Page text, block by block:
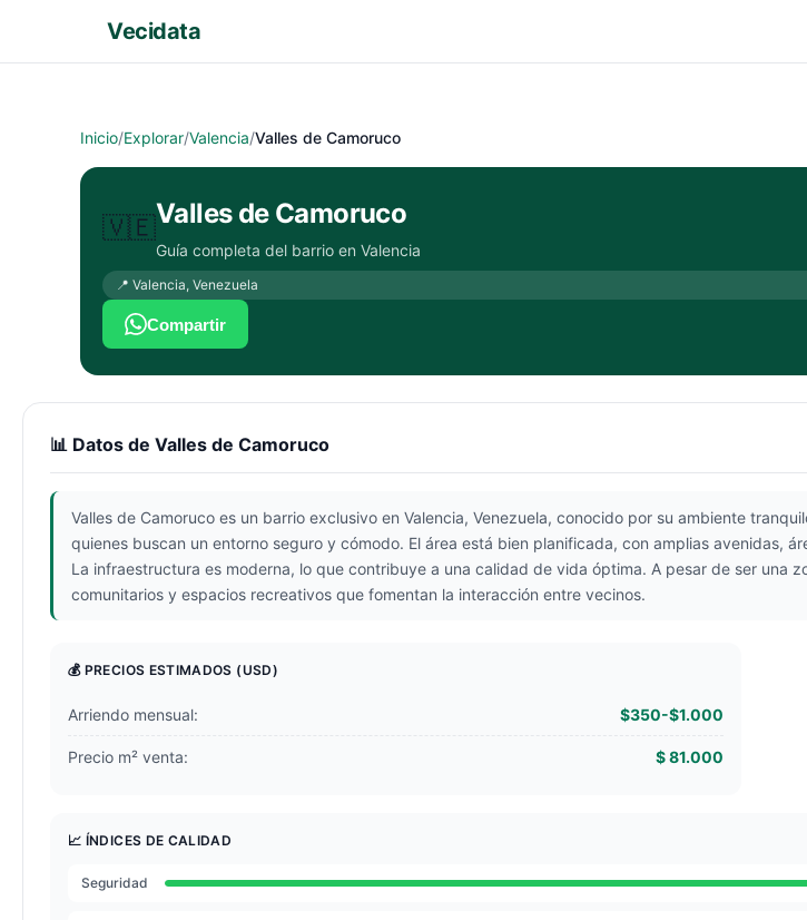
Vecidata
Inicio/Explorar/Valencia/Valles de Camoruco
🇻🇪Valles de Camoruco
Guía completa del barrio en Valencia
📍 Valencia, Venezuela
Compartir
📊 Datos de Valles de Camoruco
Valles de Camoruco es un barrio exclusivo en Valencia, Venezuela, conocido por su ambiente
quienes buscan un entorno seguro y cómodo. El área está bien planificada, con amplias avenidas,
La infraestructura es moderna, lo que contribuye a una calidad de vida óptima. A pesar de ser una
comunitarios y espacios recreativos que fomentan la interacción entre vecinos.
💰 PRECIOS ESTIMADOS (USD)
Arriendo mensual: $350-$1.000
Precio m² venta: $ 81.000
📈 ÍNDICES DE CALIDAD
Seguridad